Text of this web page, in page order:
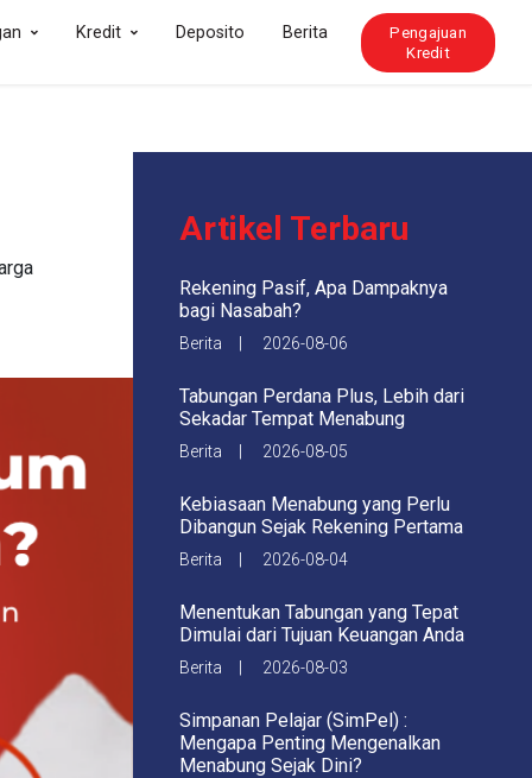
Kredit Deposito Berita
Pengajuan
Kredit
Artikel Terbaru
Rekening Pasif, Apa Dampaknya
bagi Nasabah?
Berita | 2026-08-06
Tabungan Perdana Plus, Lebih dari
Sekadar Tempat Menabung
Berita | 2026-08-05
Kebiasaan Menabung yang Perlu
Dibangun Sejak Rekening Pertama
Berita | 2026-08-04
Menentukan Tabungan yang Tepat
Dimulai dari Tujuan Keuangan Anda
Berita | 2026-08-03
Simpanan Pelajar (SimPel) :
Mengapa Penting Mengenalkan
Menabung Sejak Dini?